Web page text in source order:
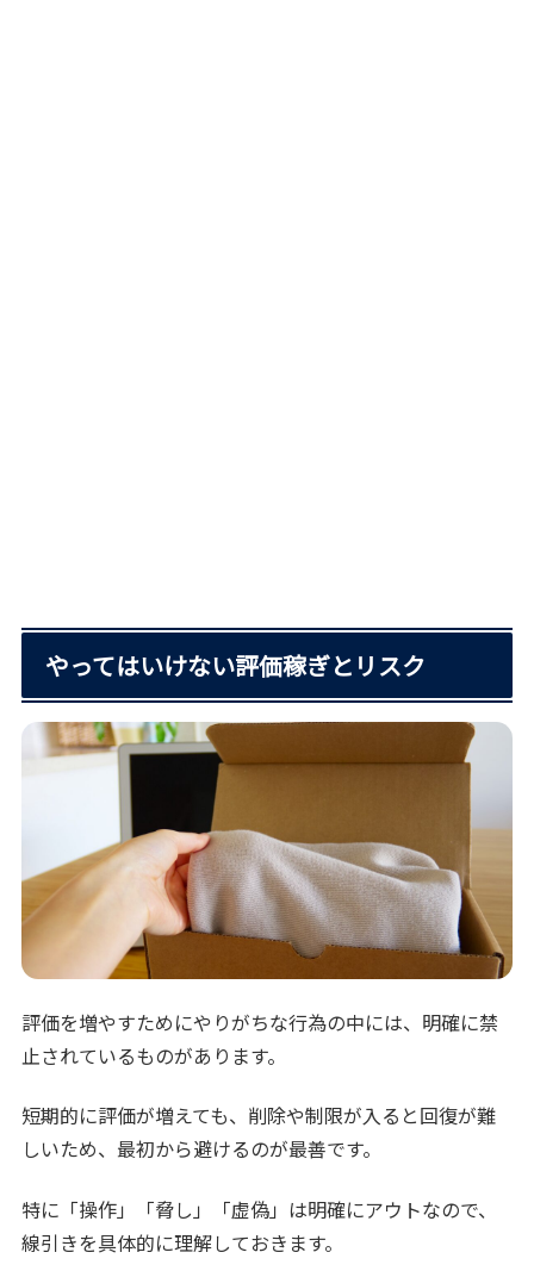
やってはいけない評価稼ぎとリスク
評価を増やすためにやりがちな行為の中には、明確に禁
止されているものがあります。
短期的に評価が増えても、削除や制限が入ると回復が難
しいため、最初から避けるのが最善です。
特に「操作」「脅し」「虚偽」は明確にアウトなので、
線引きを具体的に理解しておきます。